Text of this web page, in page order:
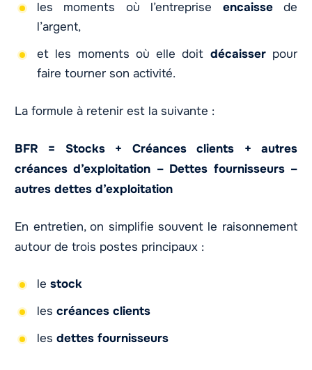
les moments où l’entreprise encaissede
l’argent,
et les moments où elle doit décaisserpour
faire tourner son activité.
La formule à retenir est la suivante :
BFR = Stocks + Créances clients + autres
créances d’exploitation – Dettes fournisseurs –
autres dettes d’exploitation
En entretien, on simplifie souvent le raisonnement
autour de trois postes principaux :
lestock
lescréances clients
lesdettes fournisseurs